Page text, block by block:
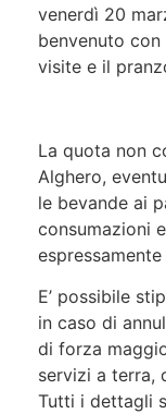
venerdì 20
benvenuto
visite e il
La quota non
Alghero,
le bevande ai
consumazioni
E’ possibile
in caso di
di forza
servizi a terra,
Tutti i dettagli